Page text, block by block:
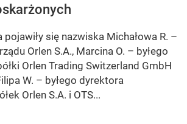
się nazwiska Michałowa R. –
Orlen S.A., Marcina O. – byłego
Orlen Trading Switzerland GmbH
W. – byłego dyrektora
Orlen S.A. i OTS...